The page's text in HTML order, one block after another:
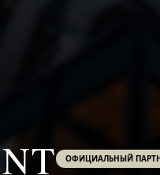
ОФИЦИАЛЬНЫЙ